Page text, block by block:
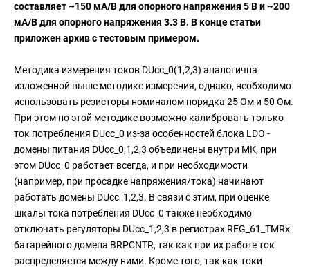
составляет ~150 мА/В для опорного напряжения 5 В и ~200
мА/В для опорного напряжения 3.3 В. В конце статьи
приложен архив с тестовым примером.
Методика измерения токов DUcc_0(1,2,3) аналогична
изложенной выше методике измерения, однако, необходимо
использовать резисторы номиналом порядка 25 Ом и 50 Ом.
При этом по этой методике возможно калибровать только
ток потребления DUcc_0 из-за особенностей блока LDO -
домены питания DUcc_0,1,2,3 объединены внутри МК, при
этом DUcc_0 работает всегда, и при необходимости
(например, при просадке напряжения/тока) начинают
работать домены DUcc_1,2,3. В связи с этим, при оценке
шкалы тока потребления DUcc_0 также необходимо
отключать регуляторы DUcc_1,2,3 в регистрах REG_61_TMRx
батарейного домена BRPCNTR, так как при их работе ток
распределяется между ними. Кроме того, так как токи